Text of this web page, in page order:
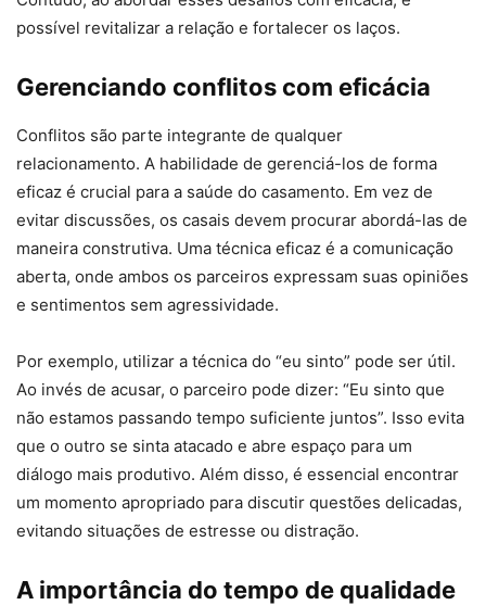
possível revitalizar a relação e fortalecer os laços.
Gerenciando conflitos com eficácia
Conflitos são parte integrante de qualquer
relacionamento. A habilidade de gerenciá-los de forma
eficaz é crucial para a saúde do casamento. Em vez de
evitar discussões, os casais devem procurar abordá-las de
maneira construtiva. Uma técnica eficaz é a comunicação
aberta, onde ambos os parceiros expressam suas opiniões
e sentimentos sem agressividade.
Por exemplo, utilizar a técnica do “eu sinto” pode ser útil.
Ao invés de acusar, o parceiro pode dizer: “Eu sinto que
não estamos passando tempo suficiente juntos”. Isso evita
que o outro se sinta atacado e abre espaço para um
diálogo mais produtivo. Além disso, é essencial encontrar
um momento apropriado para discutir questões delicadas,
evitando situações de estresse ou distração.
A importância do tempo de qualidade